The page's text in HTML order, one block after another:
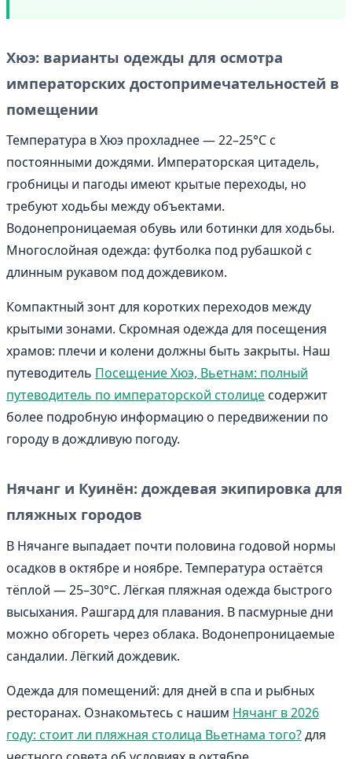
Хюэ: варианты одежды для осмотра
императорских достопримечательностей в
помещении
Температура в Хюэ прохладнее — 22–25°C с
постоянными дождями. Императорская цитадель,
гробницы и пагоды имеют крытые переходы, но
требуют ходьбы между объектами.
Водонепроницаемая обувь или ботинки для ходьбы.
Многослойная одежда: футболка под рубашкой с
длинным рукавом под дождевиком.
Компактный зонт для коротких переходов между
крытыми зонами. Скромная одежда для посещения
храмов: плечи и колени должны быть закрыты. Наш
путеводитель Посещение Хюэ, Вьетнам: полный
путеводитель по императорской столице содержит
более подробную информацию о передвижении по
городу в дождливую погоду.
Нячанг и Куинён: дождевая экипировка для
пляжных городов
В Нячанге выпадает почти половина годовой нормы
осадков в октябре и ноябре. Температура остаётся
тёплой — 25–30°C. Лёгкая пляжная одежда быстрого
высыхания. Рашгард для плавания. В пасмурные дни
можно обгореть через облака. Водонепроницаемые
сандалии. Лёгкий дождевик.
Одежда для помещений: для дней в спа и рыбных
ресторанах. Ознакомьтесь с нашим Нячанг в 2026
году: стоит ли пляжная столица Вьетнама того?для